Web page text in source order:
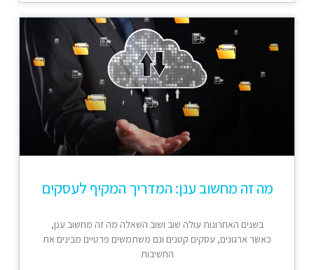
מה זה מחשוב ענן: המדריך המקיף לעסקים
בשנים האחרונות עולה שוב ושוב השאלה מה זה מחשוב ענן,
כאשר ארגונים, עסקים קטנים וגם משתמשים פרטיים מבינים את
החשיבות